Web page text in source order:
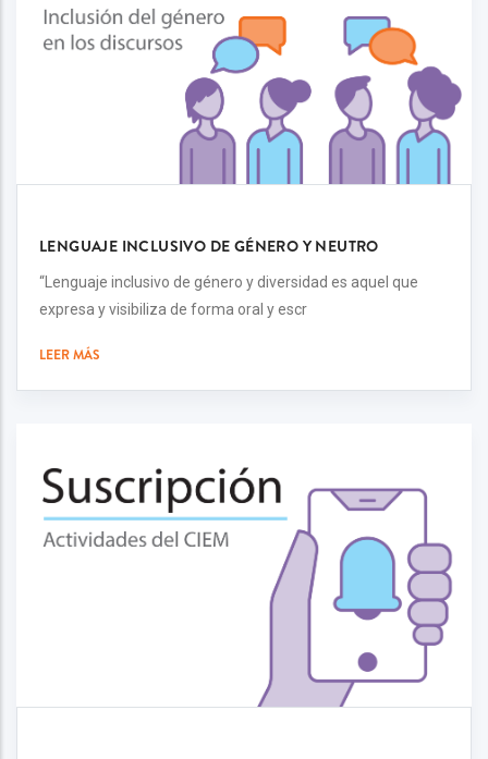
LENGUAJE INCLUSIVO DE GÉNERO Y NEUTRO
“Lenguaje inclusivo de género y diversidad es aquel que
expresa y visibiliza de forma oral y escr
LEER MÁS